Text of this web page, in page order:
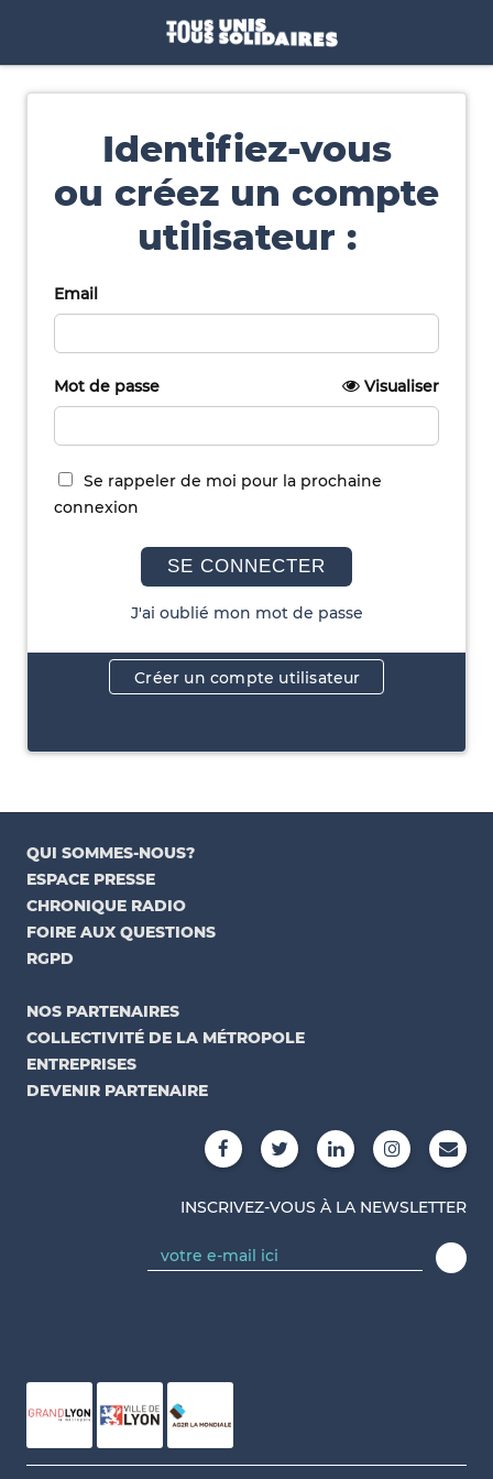
Identifiez-vous
ou créez un compte
utilisateur :
Email
Mot de passe Visualiser
Se rappeler de moi pour la prochaine
connexion
SE CONNECTER
J'ai oublié mon mot de passe
Créer un compte utilisateur
QUI SOMMES-NOUS?
ESPACE PRESSE
CHRONIQUE RADIO
FOIRE AUX QUESTIONS
RGPD
NOS PARTENAIRES
COLLECTIVITÉ DE LA MÉTROPOLE
ENTREPRISES
DEVENIR PARTENAIRE
INSCRIVEZ-VOUS À LA NEWSLETTER